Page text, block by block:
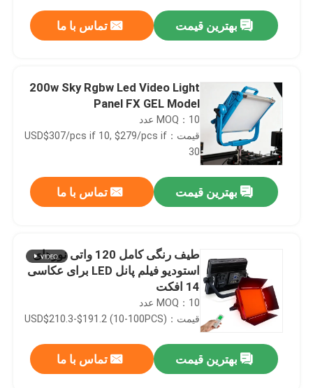
محصولات
درباره ما
بهترین قیمت تماس با ما
200w Sky Rgbw Led Video Light
Panel FX GEL Model
MOQ：10 عدد
قیمت：USD$307/pcs if 10, $279/pcs if
30
بهترین قیمت تماس با ما
طیف رنگی کامل 120 واتی نورهای
استودیو فیلم پانل LED برای عکاسی
14 افکت
MOQ：10 عدد
قیمت：USD$210.3-$191.2 (10-100PCS)
بهترین قیمت تماس با ما